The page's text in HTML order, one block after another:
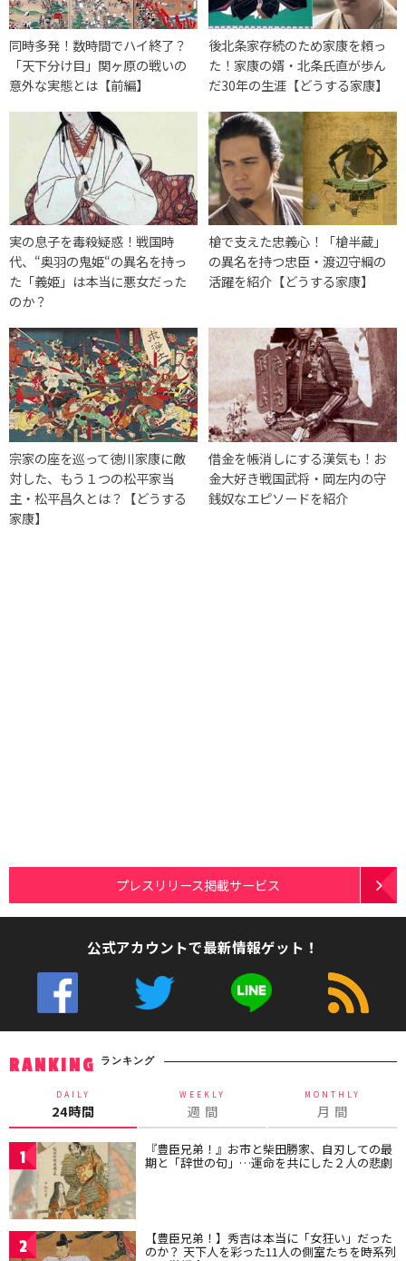
同時多発！数時間でハイ終了？
「天下分け目」関ヶ原の戦いの
意外な実態とは【前編】
後北条家存続のため家康を頼っ
た！家康の婿・北条氏直が歩ん
だ30年の生涯【どうする家康】
実の息子を毒殺疑惑！戦国時
代、“奥羽の鬼姫“の異名を持っ
た「義姫」は本当に悪女だった
のか？
槍で支えた忠義心！「槍半蔵」
の異名を持つ忠臣・渡辺守綱の
活躍を紹介【どうする家康】
宗家の座を巡って徳川家康に敵
対した、もう１つの松平家当
主・松平昌久とは？【どうする
家康】
借金を帳消しにする漢気も！お
金大好き戦国武将・岡左内の守
銭奴なエピソードを紹介
プレスリリース掲載サービス
公式アカウントで最新情報ゲット！
RANKING ランキング
DAILY
24時間
WEEKLY
週 間
MONTHLY
月 間
1 『豊臣兄弟！』お市と柴田勝家、自刃しての最
期と「辞世の句」…運命を共にした２人の悲劇
2 【豊臣兄弟！】秀吉は本当に「女狂い」だった
のか？ 天下人を彩った11人の側室たちを時系列